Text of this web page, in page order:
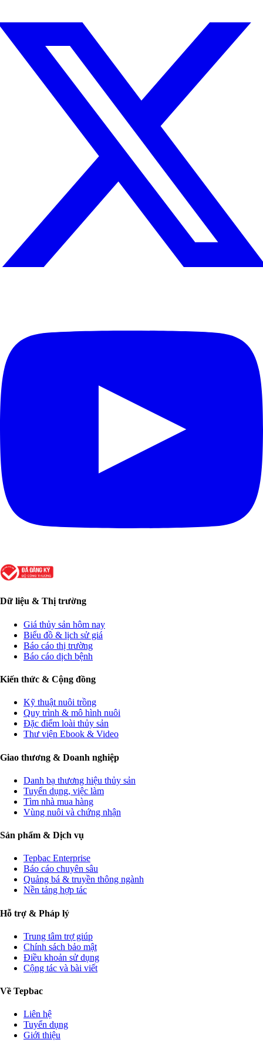
Dữ liệu & Thị trường
Giá thủy sản hôm nay
Biểu đồ & lịch sử giá
Báo cáo thị trường
Báo cáo dịch bệnh
Kiến thức & Cộng đồng
Kỹ thuật nuôi trồng
Quy trình & mô hình nuôi
Đặc điểm loài thủy sản
Thư viện Ebook & Video
Giao thương & Doanh nghiệp
Danh bạ thương hiệu thủy sản
Tuyển dụng, việc làm
Tìm nhà mua hàng
Vùng nuôi và chứng nhận
Sản phẩm & Dịch vụ
Tepbac Enterprise
Báo cáo chuyên sâu
Quảng bá & truyền thông ngành
Nền tảng hợp tác
Hỗ trợ & Pháp lý
Trung tâm trợ giúp
Chính sách bảo mật
Điều khoản sử dụng
Cộng tác và bài viết
Về Tepbac
Liên hệ
Tuyển dụng
Giới thiệu